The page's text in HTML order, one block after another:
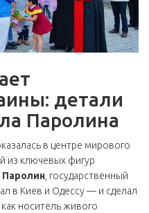
детали
Паролина
в центре мирового
из ключевых фигур
Паролин , государственный
в Киев и Одессу — и сделал
носитель живого